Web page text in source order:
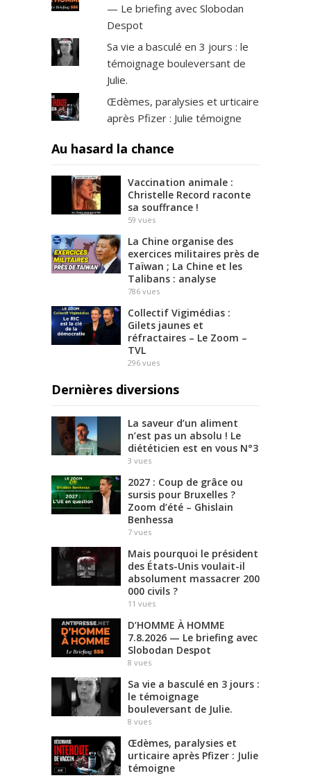
— Le briefing avec Slobodan
Despot
Sa vie a basculé en 3 jours : le
témoignage bouleversant de
Julie.
Œdèmes, paralysies et urticaire
après Pfizer : Julie témoigne
Au hasard la chance
Vaccination animale :
Christelle Record raconte
sa souffrance !
59 vues
La Chine organise des
exercices militaires près de
Taïwan ; La Chine et les
Talibans : analyse
786 vues
Collectif Vigimédias :
Gilets jaunes et
réfractaires – Le Zoom –
TVL
296 vues
Dernières diversions
La saveur d’un aliment
n’est pas un absolu ! Le
diététicien est en vous N°3
3 vues
2027 : Coup de grâce ou
sursis pour Bruxelles ?
Zoom d’été – Ghislain
Benhessa
7 vues
Mais pourquoi le président
des États-Unis voulait-il
absolument massacrer 200
000 civils ?
11 vues
D’HOMME À HOMME
7.8.2026 — Le briefing avec
Slobodan Despot
8 vues
Sa vie a basculé en 3 jours :
le témoignage
bouleversant de Julie.
8 vues
Œdèmes, paralysies et
urticaire après Pfizer : Julie
témoigne